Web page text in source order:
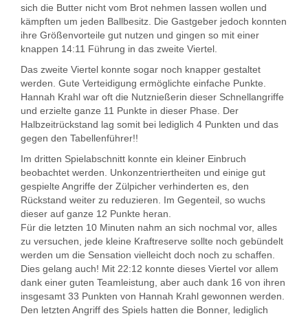
sich die Butter nicht vom Brot nehmen lassen wollen und
kämpften um jeden Ballbesitz. Die Gastgeber jedoch konnten
ihre Größenvorteile gut nutzen und gingen so mit einer
knappen 14:11 Führung in das zweite Viertel.
Das zweite Viertel konnte sogar noch knapper gestaltet
werden. Gute Verteidigung ermöglichte einfache Punkte.
Hannah Krahl war oft die Nutznießerin dieser Schnellangriffe
und erzielte ganze 11 Punkte in dieser Phase. Der
Halbzeitrückstand lag somit bei lediglich 4 Punkten und das
gegen den Tabellenführer!!
Im dritten Spielabschnitt konnte ein kleiner Einbruch
beobachtet werden. Unkonzentriertheiten und einige gut
gespielte Angriffe der Zülpicher verhinderten es, den
Rückstand weiter zu reduzieren. Im Gegenteil, so wuchs
dieser auf ganze 12 Punkte heran.
Für die letzten 10 Minuten nahm an sich nochmal vor, alles
zu versuchen, jede kleine Kraftreserve sollte noch gebündelt
werden um die Sensation vielleicht doch noch zu schaffen.
Dies gelang auch! Mit 22:12 konnte dieses Viertel vor allem
dank einer guten Teamleistung, aber auch dank 16 von ihren
insgesamt 33 Punkten von Hannah Krahl gewonnen werden.
Den letzten Angriff des Spiels hatten die Bonner, lediglich